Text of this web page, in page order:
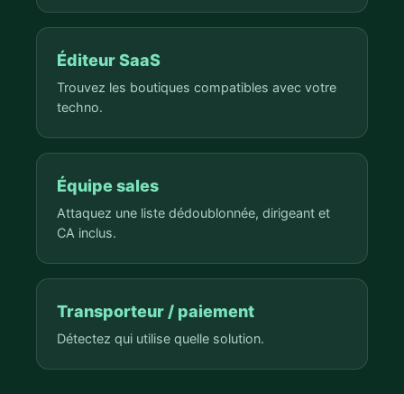
Éditeur SaaS
Trouvez les boutiques compatibles avec votre
techno.
Équipe sales
Attaquez une liste dédoublonnée, dirigeant et
CA inclus.
Transporteur / paiement
Détectez qui utilise quelle solution.